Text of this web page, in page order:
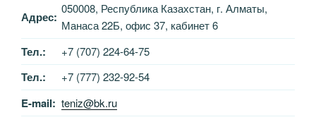
Адрес:
050008, Республика Казахстан, г. Алматы,
Манаса 22Б, офис 37, кабинет 6
Тел.: +7 (707) 224-64-75
Тел.: +7 (777) 232-92-54
E-mail: teniz@bk.ru